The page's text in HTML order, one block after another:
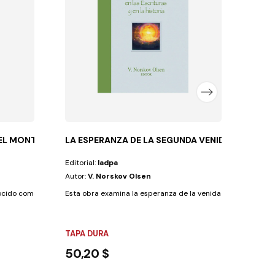
MONTE)-TD
como el discurso maestro de Jesucristo, en...
LA ESPERANZA DE LA SEGUNDA VENIDA
Editorial: Iadpa
Autor:V. Norskov Olsen
Esta obra examina la esperanza de la venida tanto en el
TAPA DURA
50,20 $